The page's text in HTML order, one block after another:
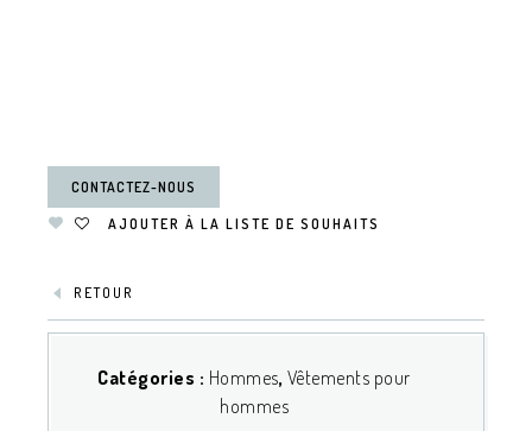
CONTACTEZ-NOUS
AJOUTER À LA LISTE DE SOUHAITS
RETOUR
Catégories : Hommes, Vêtements pour
hommes